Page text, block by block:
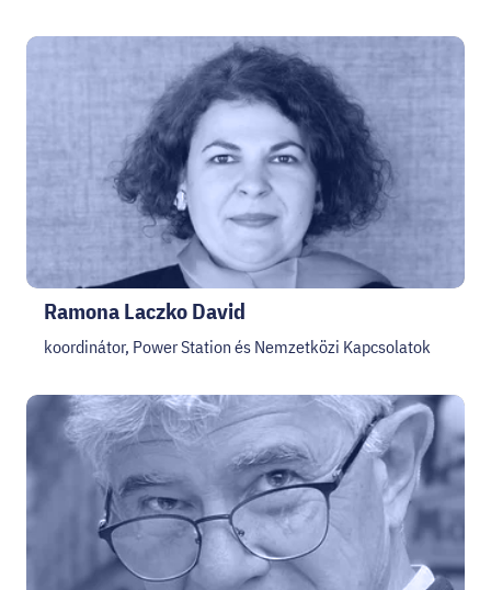
Ramona Laczko David
koordinátor, Power Station és Nemzetközi Kapcsolatok